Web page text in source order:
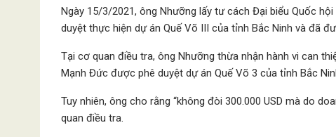
Ngày 15/3/2021, ông Nhưỡng lấy tư cách Đại biểu Quốc
duyệt thực hiện dự án Quế Võ III của tỉnh Bắc Ninh và đã
Tại cơ quan điều tra, ông Nhưỡng thừa nhận hành vi can
Mạnh Đức được phê duyệt dự án Quế Võ 3 của tỉnh Bắc
Tuy nhiên, ông cho rằng “không đòi 300.000 USD mà do
quan điều tra.